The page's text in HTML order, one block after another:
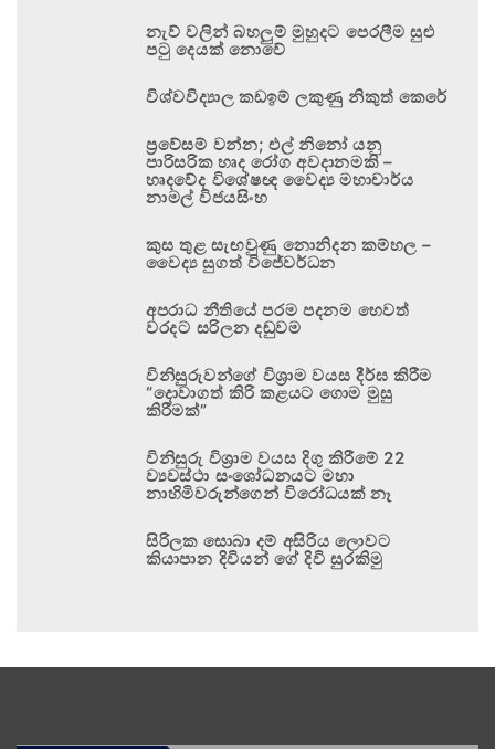
නැව් වලින් බහලුම් මුහුදට පෙරලීම සුළු
පටු දෙයක් නොවේ
විශ්වවිද්‍යාල කඩඉම් ලකුණු නිකුත් කෙරේ
ප්‍රවේසම් වන්න; එල් නිනෝ යනු
පාරිසරික හෘද රෝග අවදානමකි –
හෘදවේද විශේෂඥ වෛද්‍ය මහාචාර්ය
නාමල් විජයසිංහ
කුස තුළ සැඟවුණු නොනිදන කම්හල –
වෛද්‍ය සුගත් විජේවර්ධන
අපරාධ නීතියේ පරම පදනම හෙවත්
වරදට සරිලන දඬුවම
විනිසුරුවන්ගේ විශ්‍රාම වයස දීර්ඝ කිරීම
“දොවාගත් කිරි කළයට ගොම මුසු
කිරීමක්”
විනිසුරු විශ්‍රාම වයස දිගු කිරීමේ 22
ව්‍යවස්ථා සංශෝධනයට මහා
නාහිමිවරුන්ගෙන් විරෝධයක් නෑ
සිරිලක සොබා දම් අසිරිය ලොවට
කියාපාන දිවියන් ගේ දිවි සුරකිමු